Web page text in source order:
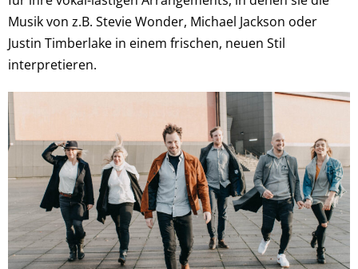
Musik von z.B. Stevie Wonder, Michael Jackson oder
Justin Timberlake in einem frischen, neuen Stil
interpretieren.